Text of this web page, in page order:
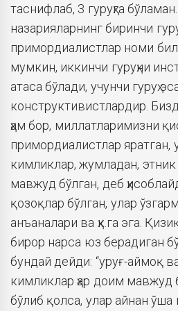
таснифлаб, 3 гуруҳга
назарияларнинг биринчи
примордиалистлар номи
мумкин, иккинчи гуруҳни
атаса бўлади, учунчи гуруҳ
конструктивистлардир.
ҳам бор, миллатларимизни
примордиалистлар яратган,
кимликлар, жумладан,
мавжуд бўлган, деб
қозоқлар бўлган, улар
анъаналари ва ҳк.га эга.
бирор нарса юз берадиган
бундай дейди: “уруғ-аймоқ
кимликлар ҳар доим мавжуд
бўлиб қолса, улар айнан ўша